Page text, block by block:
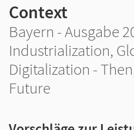
Context
Bayern - Ausgabe
Industrialization,
Digitalization -
Future